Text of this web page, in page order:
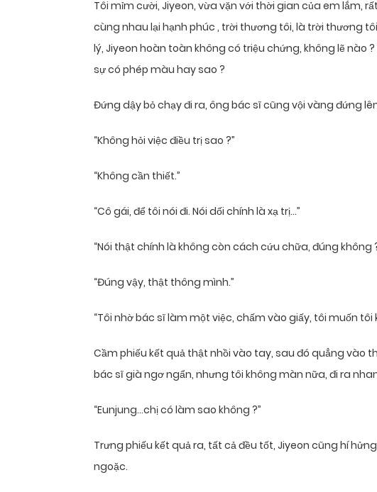
Tôi mỉm cười, Jiyeon, vừa vặn với thời gian của em lắm,
cùng nhau lại hạnh phúc , trời thương tôi, là trời thương
lý, Jiyeon hoàn toàn không có triệu chứng, không lẽ nào
sự có phép màu hay sao ?
Đứng dậy bỏ chạy đi ra, ông bác sĩ cũng vội vàng đứng
“Không hỏi việc điều trị sao ?”
“Không cần thiết.”
“Cô gái, để tôi nói đi. Nói dối chính là xạ trị…”
“Nói thật chính là không còn cách cứu chữa, đúng không
“Đúng vậy, thật thông mình.”
“Tôi nhờ bác sĩ làm một việc, chấm vào giấy, tôi muốn tôi
Cầm phiếu kết quả thật nhồi vào tay, sau đó quẳng vào
bác sĩ già ngơ ngẩn, nhưng tôi không màn nữa, đi ra
“Eunjung…chị có làm sao không ?”
Trưng phiếu kết quả ra, tất cả đều tốt, Jiyeon cũng hí
ngoặc.